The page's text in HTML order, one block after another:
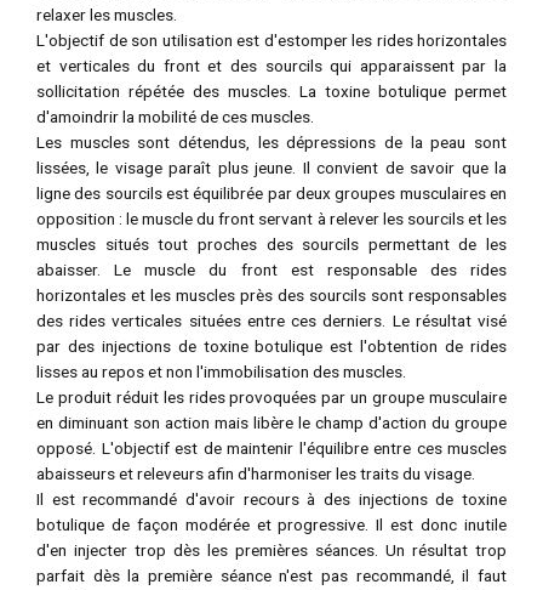
relaxer les muscles.
L'objectif de son utilisation est d'estomper les rides horizontales
et verticales du front et des sourcils qui apparaissent par la
sollicitation répétée des muscles. La toxine botulique permet
d'amoindrir la mobilité de ces muscles.
Les muscles sont détendus, les dépressions de la peau sont
lissées, le visage paraît plus jeune. Il convient de savoir que la
ligne des sourcils est équilibrée par deux groupes musculaires en
opposition : le muscle du front servant à relever les sourcils et les
muscles situés tout proches des sourcils permettant de les
abaisser. Le muscle du front est responsable des rides
horizontales et les muscles près des sourcils sont responsables
des rides verticales situées entre ces derniers. Le résultat visé
par des injections de toxine botulique est l'obtention de rides
lisses au repos et non l'immobilisation des muscles.
Le produit réduit les rides provoquées par un groupe musculaire
en diminuant son action mais libère le champ d'action du groupe
opposé. L'objectif est de maintenir l'équilibre entre ces muscles
abaisseurs et releveurs afin d'harmoniser les traits du visage.
Il est recommandé d'avoir recours à des injections de toxine
botulique de façon modérée et progressive. Il est donc inutile
d'en injecter trop dès les premières séances. Un résultat trop
parfait dès la première séance n'est pas recommandé, il faut